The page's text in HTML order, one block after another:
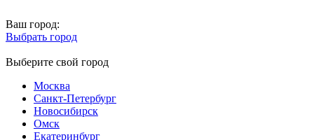
Ваш город:
Выбрать город
Выберите свой город
Москва
Санкт-Петербург
Новосибирск
Омск
Екатеринбург